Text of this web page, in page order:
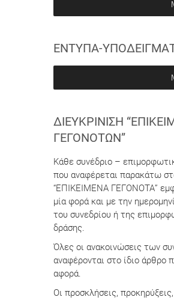
ΕΝΤΥΠΑ-
ΔΙΕΥΚΡΊΝΙΣΗ
ΓΕΓΟΝΌΤΩΝ”
Κάθε συνέδριο –
που αναφέρεται παρακάτω
“ΕΠΙΚΕΙΜΕΝΑ ΓΕΓΟΝΟΤΑ”
μία φορά και με την
του συνεδρίου ή της
δράσης.
Όλες οι ανακοινώσεις των
αναφέρονται στο ίδιο άρθρο
αφορά.
Οι προσκλήσεις,